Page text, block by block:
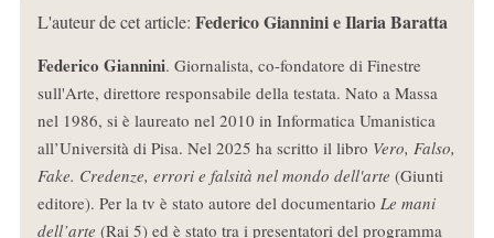
L'auteur de cet article: Federico Giannini e Ilaria Baratta
Federico Giannini. Giornalista, co-fondatore di Finestre
sull'Arte, direttore responsabile della testata. Nato a Massa
nel 1986, si è laureato nel 2010 in Informatica Umanistica
all’Università di Pisa. Nel 2025 ha scritto il libro Vero, Falso,
Fake. Credenze, errori e falsità nel mondo dell'arte (Giunti
editore). Per la tv è stato autore del documentario Le mani
dell’arte (Rai 5) ed è stato tra i presentatori del programma